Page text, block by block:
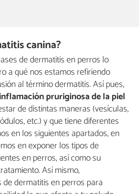
canina?
de dermatitis en perros lo
a qué nos estamos refiriendo
al término dermatitis. Así pues,
inflamación pruriginosade la piel
de distintas maneras (vesículas,
etc.) y que tiene diferentes
en los siguientes apartados, en
en exponer los tipos de
en perros, así como su
Así mismo,
dermatitis en perros para